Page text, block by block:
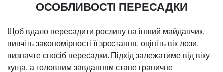
ОСОБЛИВОСТІ ПЕРЕСАДКИ
Щоб вдало пересадити рослину на інший майданчик,
вивчіть закономірності її зростання, оцініть вік лози,
визначте спосіб пересадки. Підхід залежатиме від віку
куща, а головним завданням стане граничне